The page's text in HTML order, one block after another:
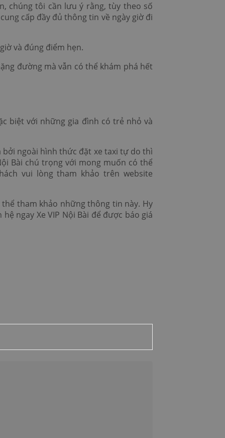
chúng tôi cần lưu ý rằng, tùy theo số
cấp đầy đủ thông tin về ngày giờ đi
và đúng điểm hẹn.
đường mà vẫn có thể khám phá hết
biệt với những gia đình có trẻ nhỏ và
ngoài hình thức đặt xe taxi tự do thì
Bài chú trọng với mong muốn có thể
vui lòng tham khảo trên website
tham khảo những thông tin này. Hy
ngay Xe VIP Nội Bài để được báo giá